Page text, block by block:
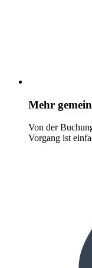
Mehr
Von der
Vorgang ist